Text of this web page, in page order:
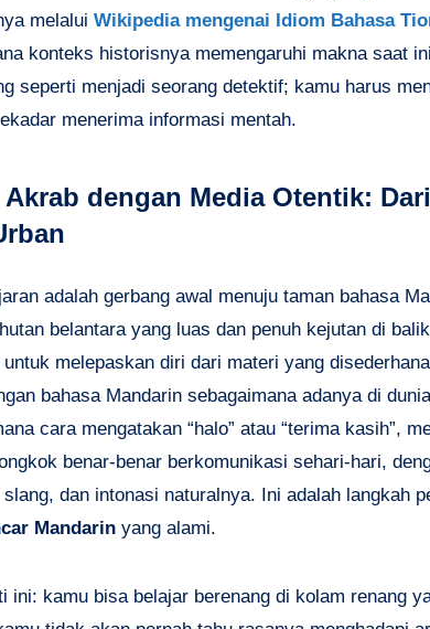
melalui Wikipedia mengenai Idiom Bahasa
konteks historisnya memengaruhi makna saat
seperti menjadi seorang detektif; kamu harus
menerima informasi mentah.
Akrab dengan Media Otentik:
adalah gerbang awal menuju taman bahasa
belantara yang luas dan penuh kejutan di
melepaskan diri dari materi yang
bahasa Mandarin sebagaimana adanya di
cara mengatakan “halo” atau “terima kasih”,
benar-benar berkomunikasi sehari-hari,
dan intonasi naturalnya. Ini adalah langkah
Mandarin yang alami.
ini: kamu bisa belajar berenang di kolam renang